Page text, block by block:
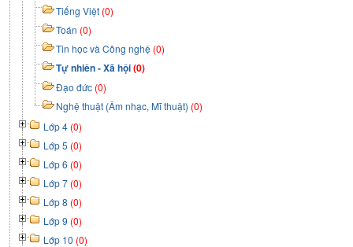
Tiếng Việt (0)
Toán (0)
Tin học và Công nghệ (0)
Tự nhiên - Xã hội(0)
Đạo đức (0)
Nghệ thuật (Âm nhạc, Mĩ thuật) (0)
Lớp 4 (0)
Lớp 5 (0)
Lớp 6 (0)
Lớp 7 (0)
Lớp 8 (0)
Lớp 9 (0)
Lớp 10 (0)